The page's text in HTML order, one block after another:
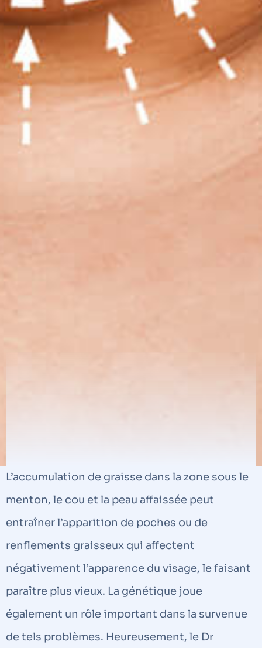
L’accumulation de graisse dans la zone sous le
menton, le cou et la peau affaissée peut
entraîner l’apparition de poches ou de
renflements graisseux qui affectent
négativement l’apparence du visage, le faisant
paraître plus vieux. La génétique joue
également un rôle important dans la survenue
de tels problèmes. Heureusement, le Dr